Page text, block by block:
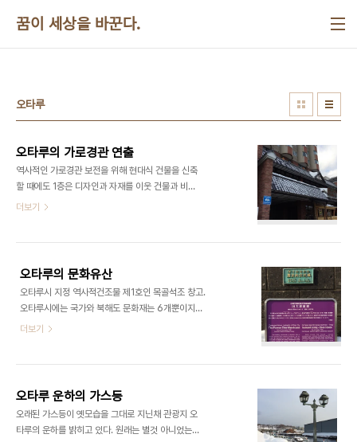
꿈이 세상을 바꾼다.
오타루
오타루의 가로경관 연출
​​역사적인 가로경관 보전을 위해 현대식 건물을 신축
할 때에도 1층은 디자인과 자재를 이웃 건물과 비슷
한 이미지를 연출하고 닻을 전시해놓았다. 홋카이도
더보기
오타루의 문화유산
​​오타루시 지정 역사적건조물 제1호인 목골석조 창고.
오타루시에는 국가와 북해도 문화재는 6개뿐이지만
시 지정 문화재는 77개이다. 시청건물은 제11호. 창
더보기
오타루 운하의 가스등
​​오래된 가스등이 옛모습을 그대로 지닌채 관광지 오
타루의 운하를 밝히고 있다. 원래는 별것 아니었는데